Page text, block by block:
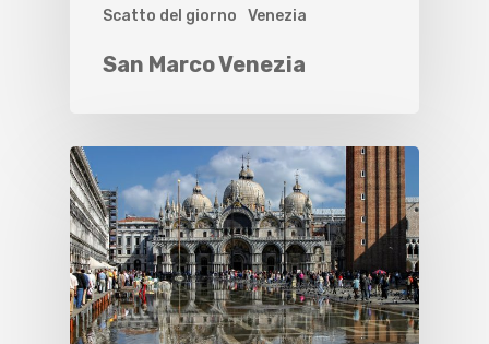
Scatto del giorno Venezia
San Marco Venezia